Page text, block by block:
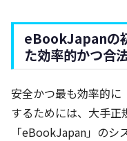
eBookJapanの
た効率的かつ合
安全かつ最も効率的
するためには、大手正
「eBookJapan」のシ